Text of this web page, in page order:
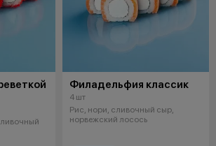
Филадельфия классик
4 шт
Рис, нори, сливочный сыр,
норвежский лосось